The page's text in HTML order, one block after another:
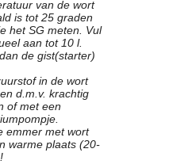
van de wort
is tot 25 graden
het SG meten. Vul
aan tot 10 l.
de gist(starter)
in de wort
d.m.v. krachtig
of met een
emmer met wort
warme plaats (20-